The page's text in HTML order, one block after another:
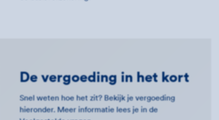
De vergoeding in het kort
Snel weten hoe het zit? Bekijk je vergoeding
hieronder. Meer informatie lees je in de